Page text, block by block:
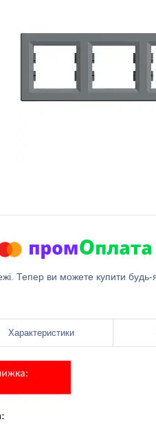
Тепер ви можете купити
Характеристики